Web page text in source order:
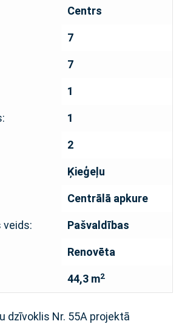
Centrs
7
7
1
1
2
Ķieģeļu
Centrālā apkure
veids: Pašvaldības
Renovēta
44,3 m2
dzīvoklis Nr. 55A projektā